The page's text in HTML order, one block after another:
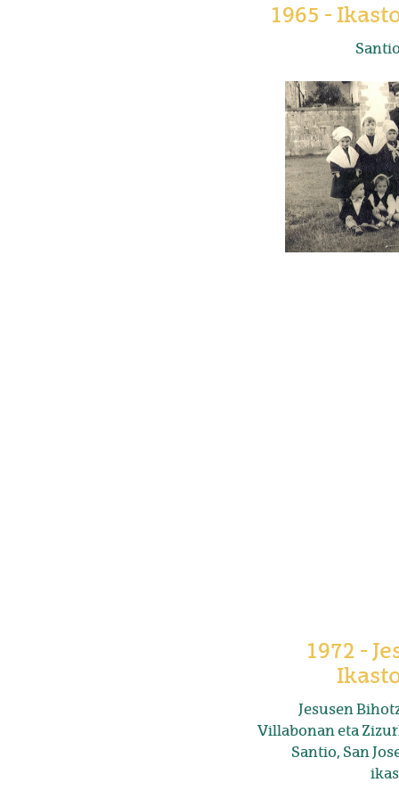
1965 -
1972 -
Jesusen
Villabonan eta
Santio, San